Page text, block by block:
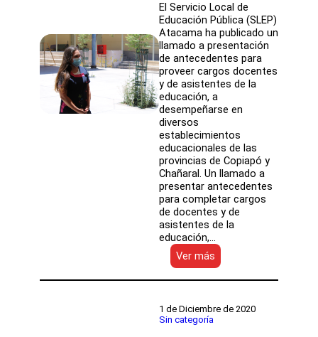
El Servicio Local de
Educación Pública (SLEP)
Atacama ha publicado un
llamado a presentación
de antecedentes para
proveer cargos docentes
y de asistentes de la
educación, a
desempeñarse en
diversos
establecimientos
educacionales de las
provincias de Copiapó y
Chañaral. Un llamado a
presentar antecedentes
para completar cargos
de docentes y de
asistentes de la
educación,…
Ver más
SLEP
Atacama
a
1 de Diciembre de 2020
Sin categoría